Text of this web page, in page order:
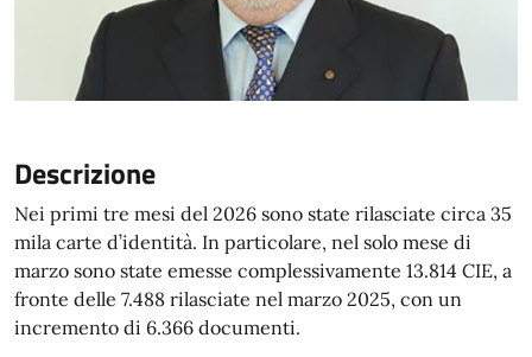
Descrizione
Nei primi tre mesi del 2026 sono state rilasciate circa 35
mila carte d’identità. In particolare, nel solo mese di
marzo sono state emesse complessivamente 13.814 CIE, a
fronte delle 7.488 rilasciate nel marzo 2025, con un
incremento di 6.366 documenti.